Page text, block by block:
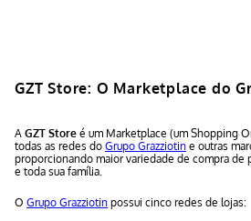
GZT Store: O Marketplace do
A GZT Store é um Marketplace (um Shopping
todas as redes do Grupo Grazziotin e outras
proporcionando maior variedade de compra de
e toda sua família.
O Grupo Grazziotin possui cinco redes de lojas: